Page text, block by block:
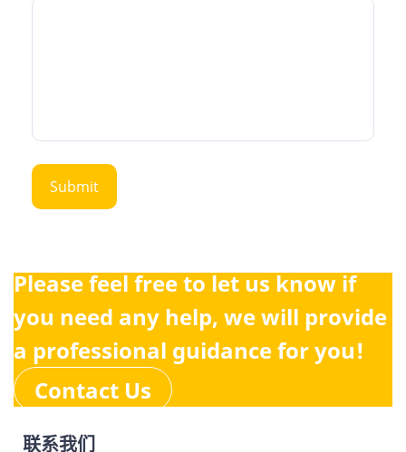
Please feel free to let us know if
you need any help, we will provide
a professional guidance for you!
Contact Us
联系我们